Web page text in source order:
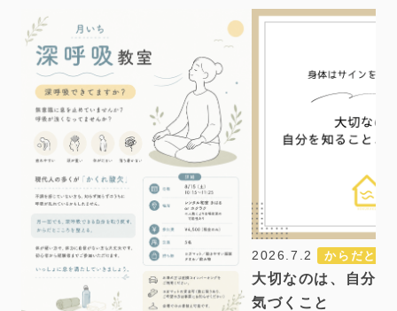
2026.7.2 からだとこ
大切なのは、自分を
気づくこと